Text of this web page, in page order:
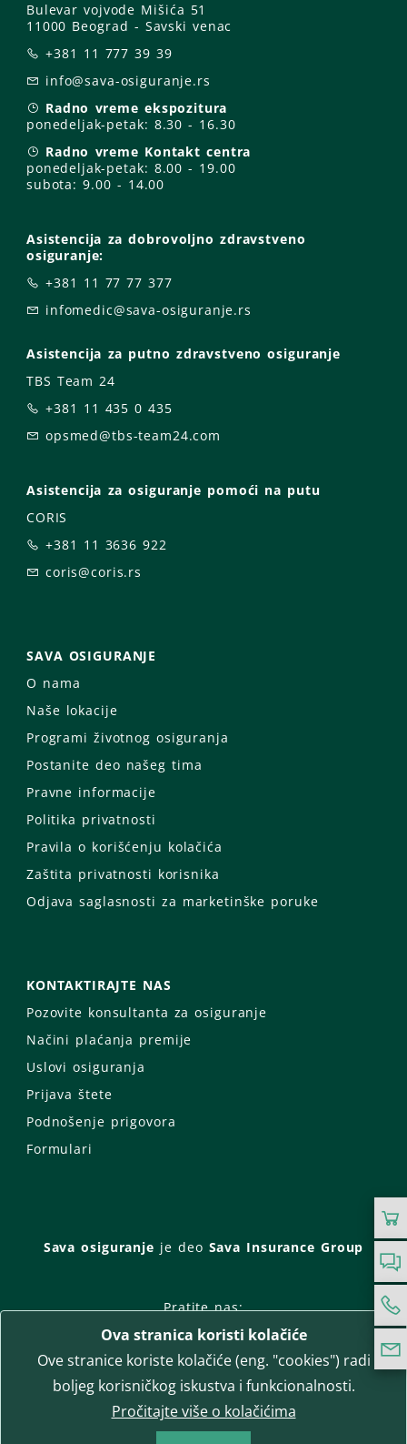
Bulevar vojvode Mišića 51
11000 Beograd - Savski venac
+381 11 777 39 39
info@sava-osiguranje.rs
Radno vreme ekspozitura
ponedeljak-petak: 8.30 - 16.30
Radno vreme Kontakt centra
ponedeljak-petak: 8.00 - 19.00
subota: 9.00 - 14.00
Asistencija za dobrovoljno zdravstveno
osiguranje:
+381 11 77 77 377
infomedic@sava-osiguranje.rs
Asistencija za putno zdravstveno osiguranje
TBS Team 24
+381 11 435 0 435
opsmed@tbs-team24.com
Asistencija za osiguranje pomoći na putu
CORIS
+381 11 3636 922
coris@coris.rs
SAVA OSIGURANJE
O nama
Naše lokacije
Programi životnog osiguranja
Postanite deo našeg tima
Pravne informacije
Politika privatnosti
Pravila o korišćenju kolačića
Zaštita privatnosti korisnika
Odjava saglasnosti za marketinške poruke
KONTAKTIRAJTE NAS
Pozovite konsultanta za osiguranje
Načini plaćanja premije
Uslovi osiguranja
Prijava štete
Podnošenje prigovora
Formulari
Sava osiguranje je deo Sava Insurance Group
Pratite nas:
Facebook
Instagram
LinkedIn
Twitter
YouTube
WhatsApp
T-media d.o.o. | napredne komunikacije
Ova stranica koristi kolačiće
Ove stranice koriste kolačiće (eng. "cookies") radi
boljeg korisničkog iskustva i funkcionalnosti.
Pročitajte više o kolačićima